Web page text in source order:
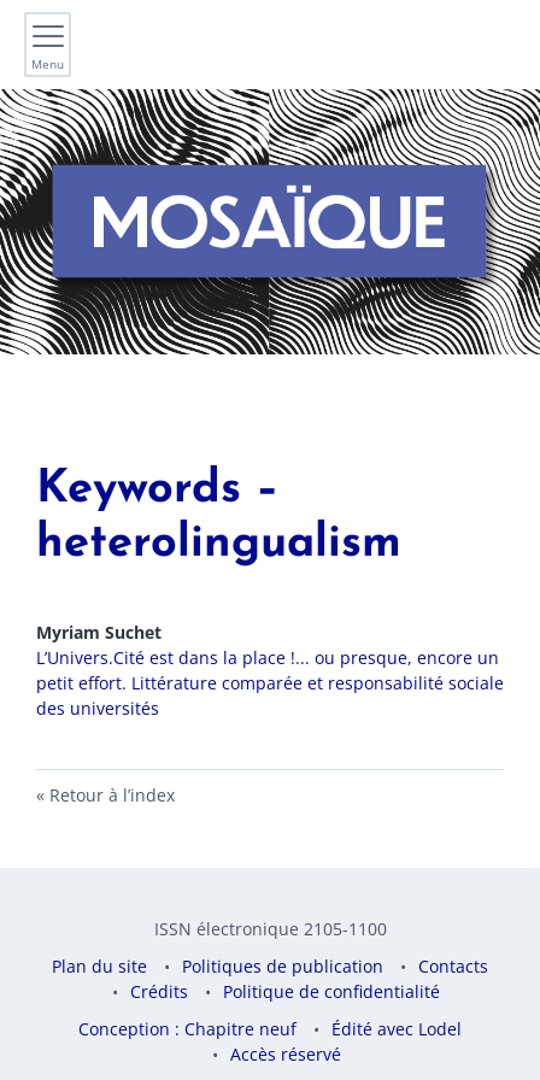
Menu
Keywords –
heterolingualism
Myriam Suchet
L’Univers.Cité est dans la place !... ou presque, encore un
petit effort. Littérature comparée et responsabilité sociale
des universités
Retour à l’index
ISSN électronique 2105-1100
Plan du site
Politiques de publication
Contacts
Crédits
Politique de confidentialité
Conception : Chapitre neuf
Édité avec Lodel
Accès réservé